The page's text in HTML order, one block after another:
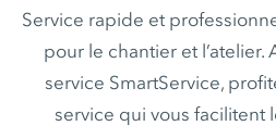
Service rapide et
pour le chantier et l’atelier.
service SmartService,
service qui vous facilitent